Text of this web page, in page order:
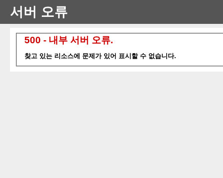
서버 오류
500 - 내부 서버 오류.
찾고 있는 리소스에 문제가 있어 표시할 수 없습니다.